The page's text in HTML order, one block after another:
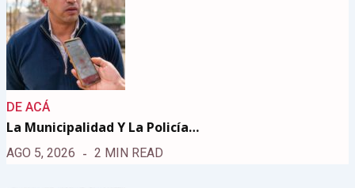
DE ACÁ
La Municipalidad Y La Policía…
AGO 5, 2026 2 MIN READ